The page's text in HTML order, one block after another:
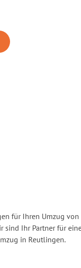
für Ihren Umzug von
sind Ihr Partner für
in Reutlingen.